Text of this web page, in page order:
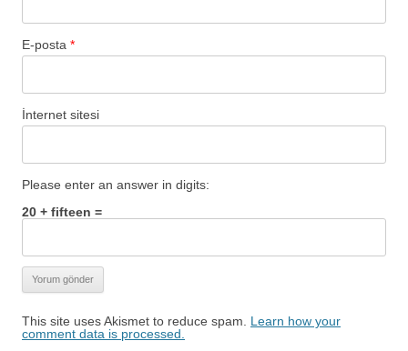
E-posta *
İnternet sitesi
Please enter an answer in digits:
20 + fifteen =
This site uses Akismet to reduce spam. Learn how your
comment data is processed.